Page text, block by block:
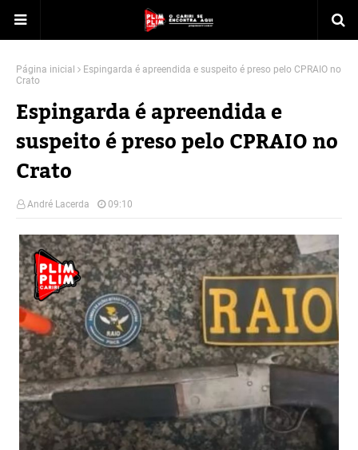
Página inicial
Espingarda é apreendida e suspeito é preso pelo CPRAIO no
Crato
Espingarda é apreendida e
suspeito é preso pelo CPRAIO no
Crato
André Lacerda 09:10